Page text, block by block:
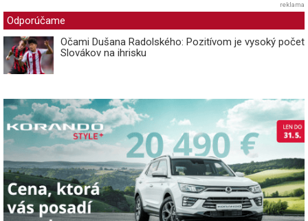
reklama
Odporúčame
Očami Dušana Radolského: Pozitívom je vysoký počet
Slovákov na ihrisku